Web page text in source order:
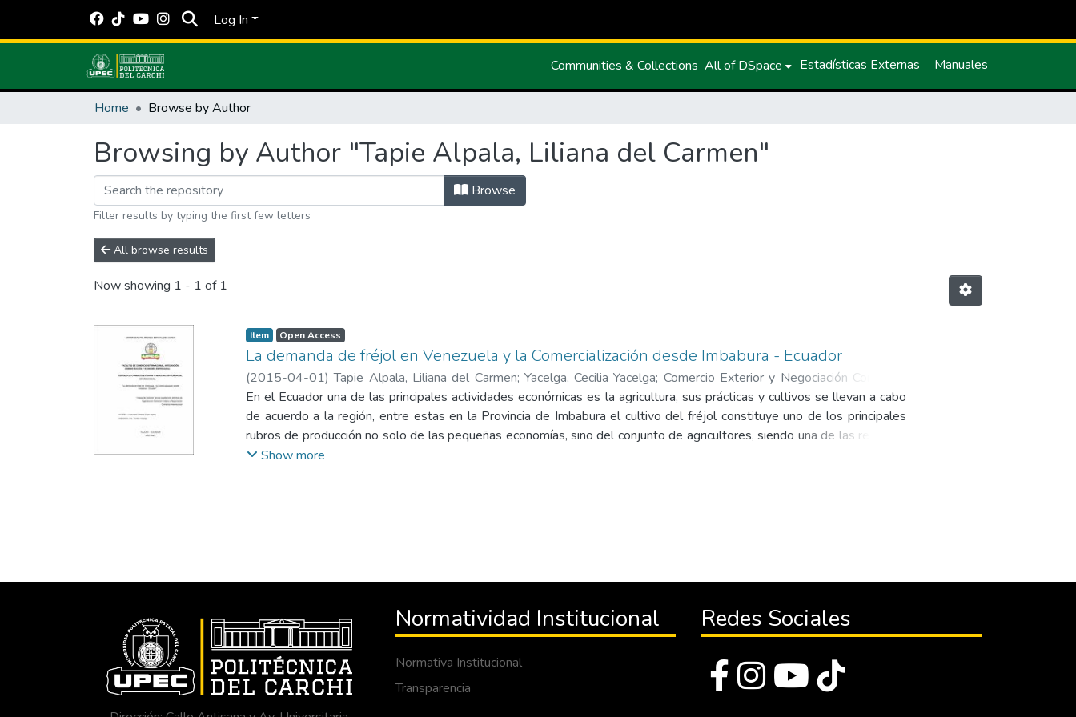
Log In
Communities & Collections All of DSpace Estadísticas Externas Manuales
Home Browse by Author
Browsing by Author "Tapie Alpala, Liliana del Carmen"
Browse
Filter results by typing the first few letters
All browse results
Now showing 1 - 1 of 1
Item Open Access
La demanda de fréjol en Venezuela y la Comercialización desde Imbabura - Ecuador
(2015-04-01)Tapie Alpala, Liliana del Carmen; Yacelga, Cecilia Yacelga; Comercio Exterior y Negociación Comercial
Internacional;Universidad Politécnica Estatal del Carchi
En el Ecuador una de las principales actividades económicas es la agricultura, sus prácticas y cultivos se llevan a cabo
de acuerdo a la región, entre estas en la Provincia de Imbabura el cultivo del fréjol constituye uno de los principales
rubros de producción no solo de las pequeñas economías, sino del conjunto de agricultores, siendo una de las regiones
con mayor producción a nivel nacional. Esta leguminosa además de ser una fuente principal de proteína en la dieta
Show more
Normatividad Institucional
Normativa Institucional
Transparencia
Redes Sociales